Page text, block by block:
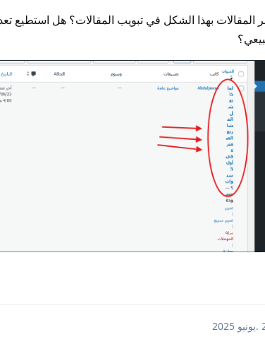
المقالات بهذا الشكل في تبويب المقالات؟ هل استطيع